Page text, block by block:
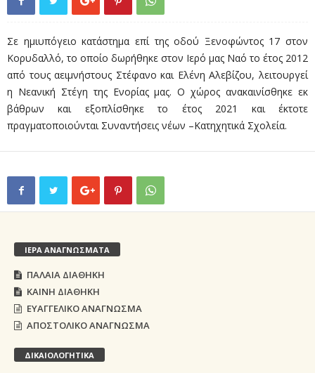
Σε ημιυπόγειο κατάστημα επί της οδού Ξενοφώντος 17 στον
Κορυδαλλό, το οποίο δωρήθηκε στον Ιερό μας Ναό το έτος 2012
από τους αειμνήστους Στέφανο και Ελένη Αλεβίζου, λειτουργεί
η Νεανική Στέγη της Ενορίας μας. Ο χώρος ανακαινίσθηκε εκ
βάθρων και εξοπλίσθηκε το έτος 2021 και έκτοτε
πραγματοποιούνται Συναντήσεις νέων –Κατηχητικά Σχολεία.
ΙΕΡΑ ΑΝΑΓΝΩΣΜΑΤΑ
ΠΑΛΑΙΑ ΔΙΑΘΗΚΗ
ΚΑΙΝΗ ΔΙΑΘΗΚΗ
ΕΥΑΓΓΕΛΙΚΟ ΑΝΑΓΝΩΣΜΑ
ΑΠΟΣΤΟΛΙΚΟ ΑΝΑΓΝΩΣΜΑ
ΔΙΚΑΙΟΛΟΓΗΤΙΚΑ